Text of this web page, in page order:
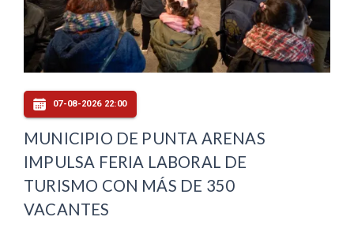
07-08-2026 22:00
MUNICIPIO DE PUNTA ARENAS
IMPULSA FERIA LABORAL DE
TURISMO CON MÁS DE 350
VACANTES